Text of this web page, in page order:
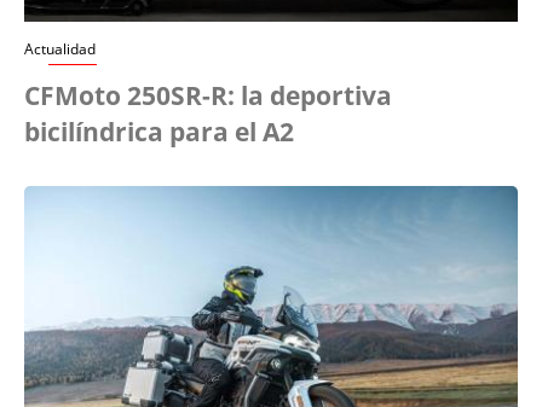
Actualidad
CFMoto 250SR-R: la deportiva
bicilíndrica para el A2